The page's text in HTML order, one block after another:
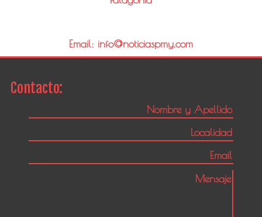
Email: info@noticiaspmy.com
Contacto: